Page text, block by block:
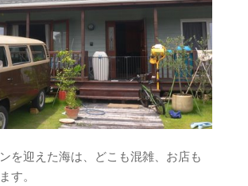
を迎えた海は、どこも混雑、お店も
す。